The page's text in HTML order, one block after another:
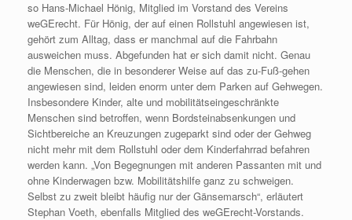
so Hans-Michael Hönig, Mitglied im Vorstand des Vereins
weGErecht. Für Hönig, der auf einen Rollstuhl angewiesen ist,
gehört zum Alltag, dass er manchmal auf die Fahrbahn
ausweichen muss. Abgefunden hat er sich damit nicht. Genau
die Menschen, die in besonderer Weise auf das zu-Fuß-gehen
angewiesen sind, leiden enorm unter dem Parken auf Gehwegen.
Insbesondere Kinder, alte und mobilitätseingeschränkte
Menschen sind betroffen, wenn Bordsteinabsenkungen und
Sichtbereiche an Kreuzungen zugeparkt sind oder der Gehweg
nicht mehr mit dem Rollstuhl oder dem Kinderfahrrad befahren
werden kann. „Von Begegnungen mit anderen Passanten mit und
ohne Kinderwagen bzw. Mobilitätshilfe ganz zu schweigen.
Selbst zu zweit bleibt häufig nur der Gänsemarsch“, erläutert
Stephan Voeth, ebenfalls Mitglied des weGErecht-Vorstands.